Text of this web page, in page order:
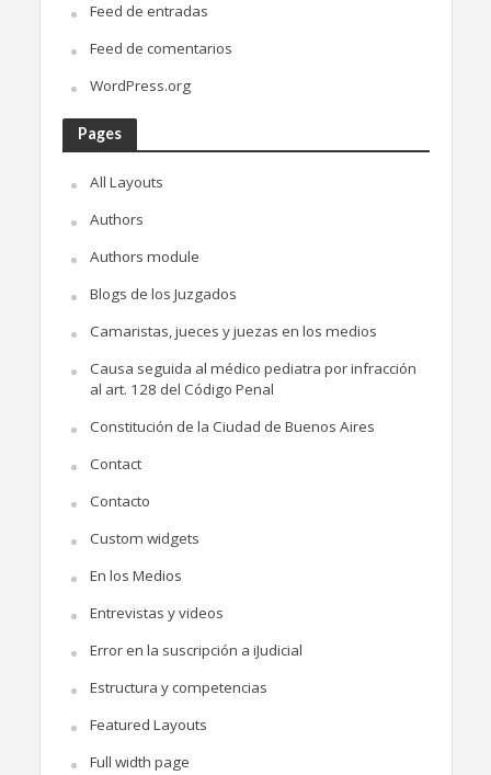
Feed de entradas
Feed de comentarios
WordPress.org
Pages
All Layouts
Authors
Authors module
Blogs de los Juzgados
Camaristas, jueces y juezas en los medios
Causa seguida al médico pediatra por infracción
al art. 128 del Código Penal
Constitución de la Ciudad de Buenos Aires
Contact
Contacto
Custom widgets
En los Medios
Entrevistas y videos
Error en la suscripción a iJudicial
Estructura y competencias
Featured Layouts
Full width page